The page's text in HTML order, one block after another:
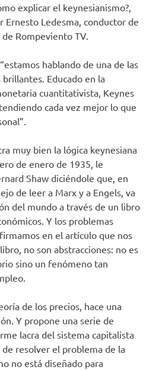
explicar el keynesianismo?,
Ernesto Ledesma, conductor de
Rompeviento TV.
hablando de una de las
Educado en la
cuantitativista, Keynes
cada vez mejor lo que
muy bien la lógica keynesiana
de enero de 1935, le
Shaw diciéndole que, en
de leer a Marx y a Engels, va
del mundo a través de un libro
Y los problemas
en el artículo que nos
no son abstracciones: no es
sino un fenómeno tan
de los precios, hace una
Y propone una serie de
lacra del sistema capitalista
resolver el problema de la
no está diseñado para